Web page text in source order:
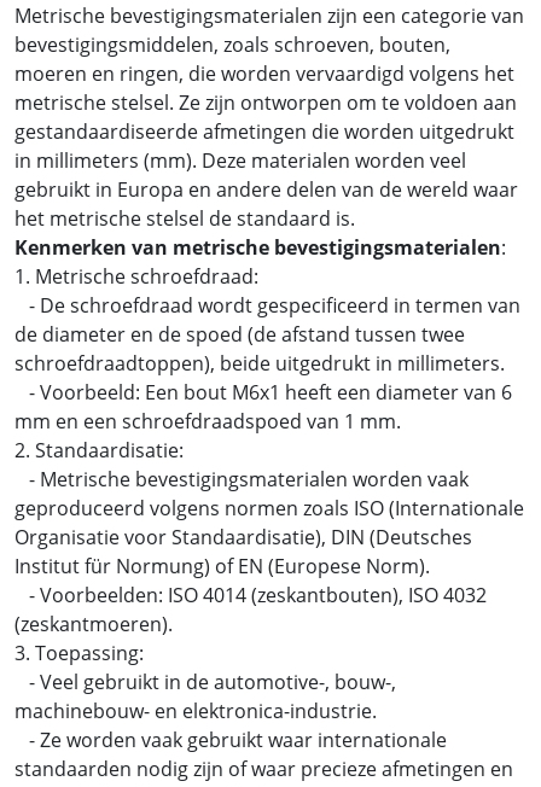
Metrische bevestigingsmaterialen zijn een categorie van
bevestigingsmiddelen, zoals schroeven, bouten,
moeren en ringen, die worden vervaardigd volgens het
metrische stelsel. Ze zijn ontworpen om te voldoen aan
gestandaardiseerde afmetingen die worden uitgedrukt
in millimeters (mm). Deze materialen worden veel
gebruikt in Europa en andere delen van de wereld waar
het metrische stelsel de standaard is.
Kenmerken van metrische bevestigingsmaterialen:
1. Metrische schroefdraad:
- De schroefdraad wordt gespecificeerd in termen van
de diameter en de spoed (de afstand tussen twee
schroefdraadtoppen), beide uitgedrukt in millimeters.
- Voorbeeld: Een bout M6x1 heeft een diameter van 6
mm en een schroefdraadspoed van 1 mm.
2. Standaardisatie:
- Metrische bevestigingsmaterialen worden vaak
geproduceerd volgens normen zoals ISO (Internationale
Organisatie voor Standaardisatie), DIN (Deutsches
Institut für Normung) of EN (Europese Norm).
- Voorbeelden: ISO 4014 (zeskantbouten), ISO 4032
(zeskantmoeren).
3. Toepassing:
- Veel gebruikt in de automotive-, bouw-,
machinebouw- en elektronica-industrie.
- Ze worden vaak gebruikt waar internationale
standaarden nodig zijn of waar precieze afmetingen en